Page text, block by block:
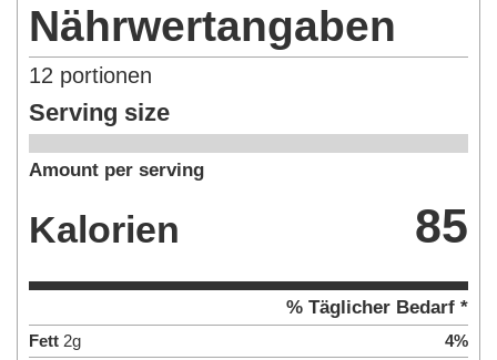
Nährwertangaben
12 portionen
Serving size
Amount per serving
Kalorien 85
% Täglicher Bedarf *
Fett 2g 4%